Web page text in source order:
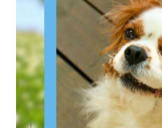
異なるため、複数の病
理の強化につながりま
区では、病院ごとの料
ため、事前調査が欠かせ
比較の際は、単純な金